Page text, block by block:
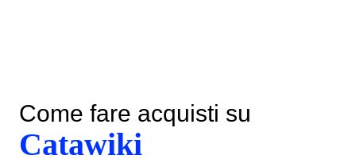
Come fare acquisti su
Catawiki